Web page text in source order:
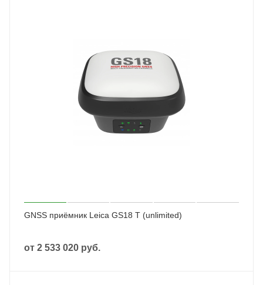
GNSS приёмник Leica GS18 T (unlimited)
от 2 533 020 руб.